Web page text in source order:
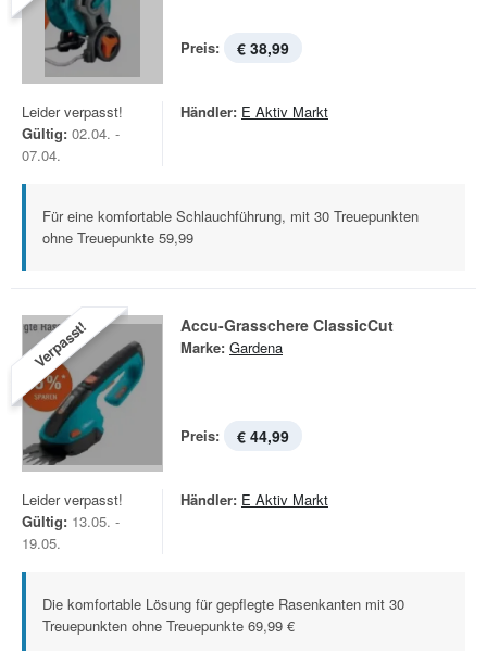
Preis: € 38,99
Leider verpasst!
Gültig: 02.04. -
07.04.
Händler: E Aktiv Markt
Für eine komfortable Schlauchführung, mit 30 Treuepunkten
ohne Treuepunkte 59,99
Verpasst! Accu-Grasschere ClassicCut
Marke: Gardena
Preis: € 44,99
Leider verpasst!
Gültig: 13.05. -
19.05.
Händler: E Aktiv Markt
Die komfortable Lösung für gepflegte Rasenkanten mit 30
Treuepunkten ohne Treuepunkte 69,99 €